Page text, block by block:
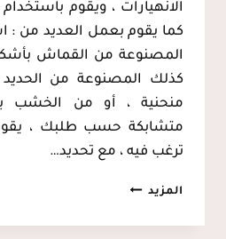
الانهيارات ، ويقوم
كما يقوم بعمل العديد من :
المصنوعة من القماش
كذلك المصنوعة من
منحنية ، أو من الخشب
متشابكة حسب طلبك ،
ترغب فيه ، مع تحديد…
المزيدحداد